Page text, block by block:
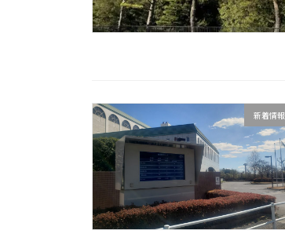
新着情報